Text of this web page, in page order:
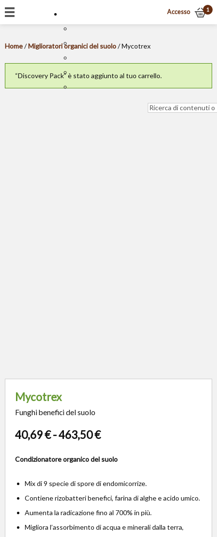
Accesso 1
Home/Miglioratori organici del suolo/ Mycotrex
“Discovery Pack” è stato aggiunto al tuo carrello.
Mycotrex
Funghi benefici del suolo
40,69€-463,50€
Condizionatore organico del suolo
Mix di 9 specie di spore di endomicorrize.
Contiene rizobatteri benefici, farina di alghe e acido umico.
Aumenta la radicazione fino al 700% in più.
Migliora l’assorbimento di acqua e minerali dalla terra,